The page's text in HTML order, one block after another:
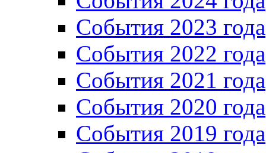
События 2023 года
Cобытия 2022 года
Cобытия 2021 года
События 2020 года
События 2019 года